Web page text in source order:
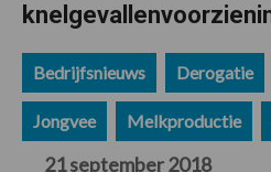
Bedrijfsnieuws Derogatie
Jongvee Melkproductie
21 september 2018